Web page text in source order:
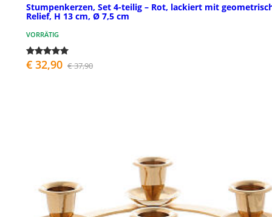
Stumpenkerzen, Set 4-teilig – Rot, lackiert mit
Relief, H 13 cm, Ø 7,5 cm
VORRÄTIG
€ 32,90 € 37,90